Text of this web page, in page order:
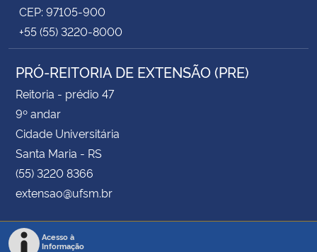
CEP: 97105-900
+55 (55) 3220-8000
PRÓ-REITORIA DE EXTENSÃO (PRE)
Reitoria - prédio 47
9º andar
Cidade Universitária
Santa Maria - RS
(55) 3220 8366
extensao@ufsm.br
Acesso à
Informação